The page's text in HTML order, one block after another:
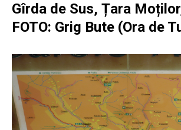
Gîrda de Sus, Țara
FOTO: Grig Bute (Ora de